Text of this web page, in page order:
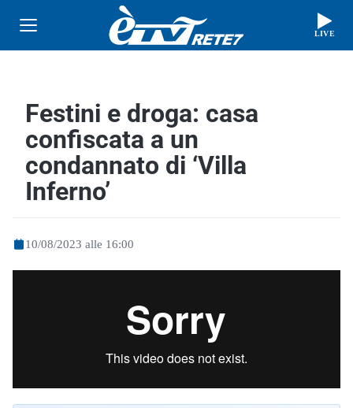
LIVE
Festini e droga: casa
confiscata a un
condannato di ‘Villa
Inferno’
10/08/2023 alle 16:00